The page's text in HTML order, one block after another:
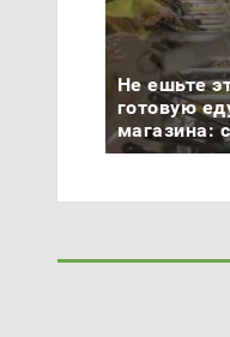
Не ешьте
готовую
магазина: